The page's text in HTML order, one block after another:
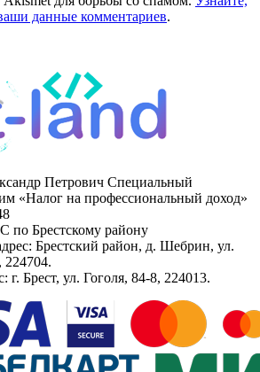
данные комментариев.
Петрович Специальный
«Налог на профессиональный доход»
Брестскому району
Брестский район, д. Шебрин, ул.
г. Брест, ул. Гоголя, 84-8, 224013.